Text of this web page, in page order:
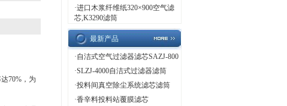
70%，为
·进口木浆纤维纸320×900空气滤
芯,K3290滤筒
最新产品
·自洁式空气过滤器滤芯SAZJ-800
·SLZJ-4000自洁式过滤器滤筒
·投料间真空除尘系统滤芯滤筒
·香辛料投料站覆膜滤芯